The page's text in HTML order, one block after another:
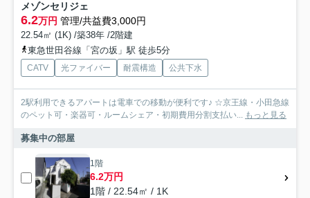
メゾンセリジェ
6.2万円 管理/共益費3,000円
22.54㎡ (1K) /築38年 /2階建
東急世田谷線「宮の坂」駅 徒歩5分
CATV 光ファイバー 耐震構造 公共下水
2駅利用できるアパートは電車での移動が便利です♪ ☆京王線・小田急線
のペット可・楽器可・ルームシェア・初期費用分割支払い... もっと見る
募集中の部屋
1階
6.2万円
1階 / 22.54㎡ / 1K